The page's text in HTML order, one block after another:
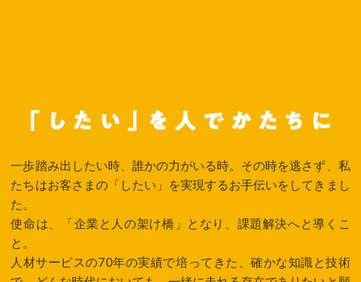
一歩踏み出したい時、誰かの力がいる時。その時を逃さず、 私
たちはお客さまの「したい」を実現するお手伝いをしてきまし
た。
使命は、「企業と人の架け橋」となり、課題解決へと導くこ
と。
人材サービスの70年の実績で培ってきた、確かな知識と技術